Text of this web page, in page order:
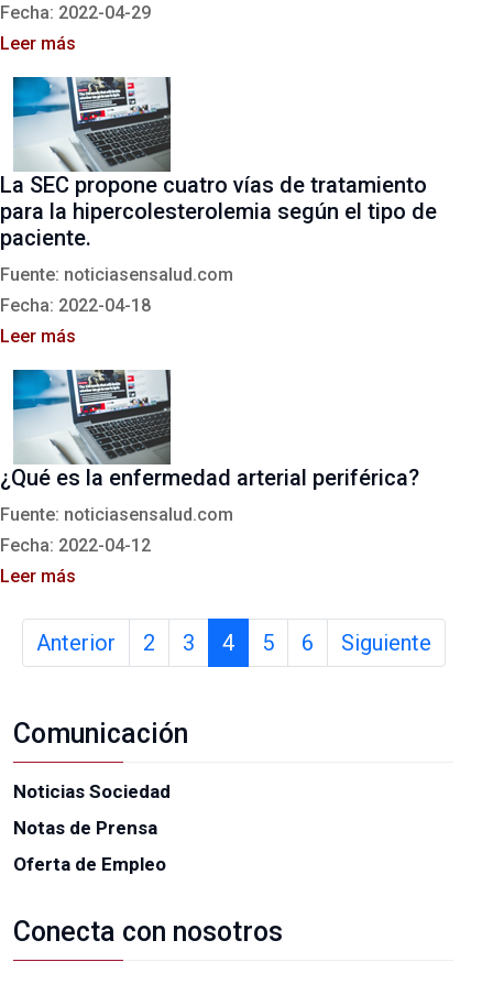
Fecha: 2022-04-29
Leer más
La SEC propone cuatro vías de tratamiento
para la hipercolesterolemia según el tipo de
paciente.
Fuente: noticiasensalud.com
Fecha: 2022-04-18
Leer más
¿Qué es la enfermedad arterial periférica?
Fuente: noticiasensalud.com
Fecha: 2022-04-12
Leer más
Anterior 2 3 4 5 6 Siguiente
Comunicación
Noticias Sociedad
Notas de Prensa
Oferta de Empleo
Conecta con nosotros